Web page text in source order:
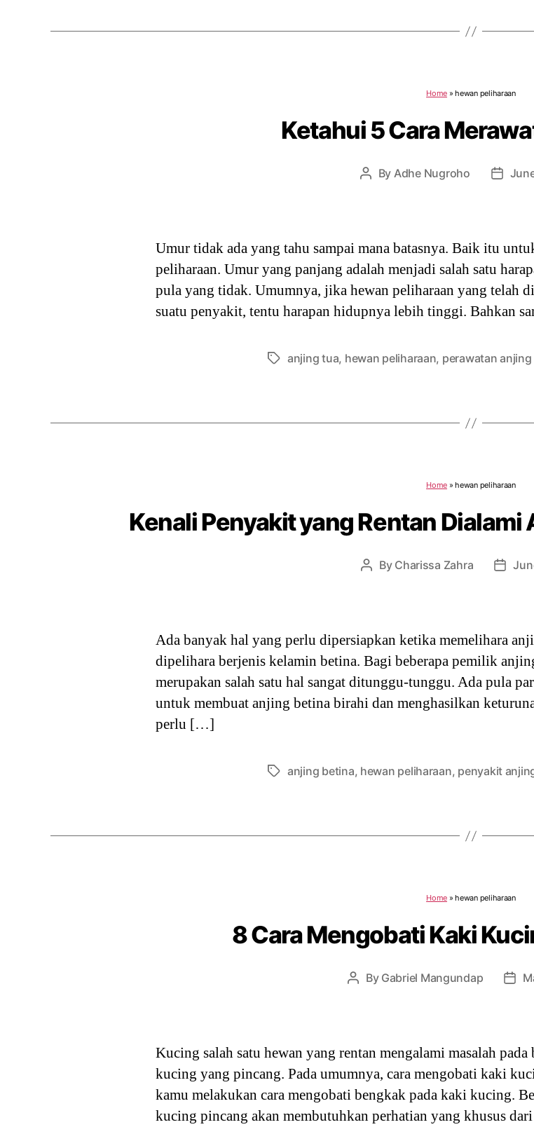
Home »hewan peliharaan
Ketahui 5 Cara
Post
By Adhe Nugroho
Post
Umur tidak ada yang tahu sampai mana batasnya. Baik itu
peliharaan. Umur yang panjang adalah menjadi salah satu
pula yang tidak. Umumnya, jika hewan peliharaan yang telah
suatu penyakit, tentu harapan hidupnya lebih tinggi. Bahkan
Tagsanjing tua, hewan peliharaan, perawatan
Home »hewan peliharaan
Kenali Penyakit yang Rentan
Post
By Charissa Zahra
Post
Ada banyak hal yang perlu dipersiapkan ketika memelihara
dipelihara berjenis kelamin betina. Bagi beberapa pemilik
merupakan salah satu hal sangat ditunggu-tunggu. Ada pula
untuk membuat anjing betina birahi dan menghasilkan
perlu […]
Tagsanjing betina, hewan peliharaan, penyakit
Home »hewan peliharaan
8 Cara Mengobati Kaki
Post
By Gabriel Mangundap
Post
Kucing salah satu hewan yang rentan mengalami masalah
kucing yang pincang. Pada umumnya, cara mengobati kaki
kamu melakukan cara mengobati bengkak pada kaki kucing.
kucing pincang akan membutuhkan perhatian yang khusus